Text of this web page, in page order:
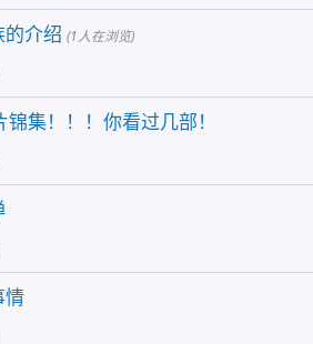
介绍 (1人在浏览)
集！！！你看过几部！
情